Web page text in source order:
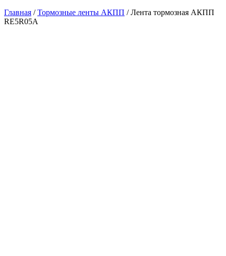
Главная /Тормозные ленты АКПП /Лента тормозная АКПП
RE5R05A